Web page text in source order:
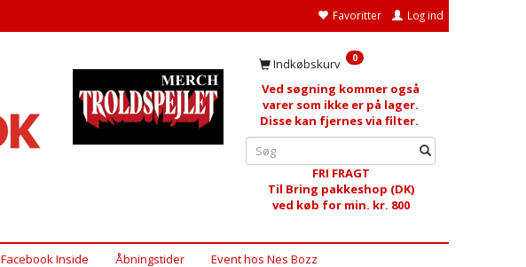
Favoritter Log ind
Indkøbskurv 0
Ved søgning kommer også
varer som ikke er på lager.
Disse kan fjernes via filter.
FRI FRAGT
Til Bring pakkeshop (DK)
ved køb for min. kr. 800
Facebook Inside Åbningstider Event hos Nes Bozz